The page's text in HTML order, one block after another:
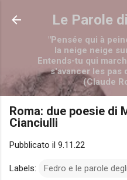
Passa ai
Le Parole
"Pensée qui à
la neige neige
Entends-tu qui
s'avancer les pas
(Claude
Roma: due poesie di
Cianciulli
Pubblicato il 9.11.22
Labels: Fedro e le parole